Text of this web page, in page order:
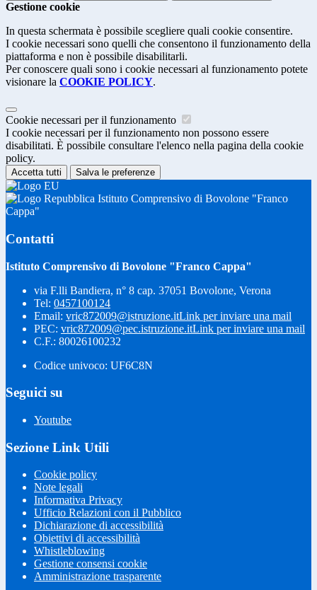
Gestione cookie
In questa schermata è possibile scegliere quali cookie consentire.
I cookie necessari sono quelli che consentono il funzionamento della
piattaforma e non è possibile disabilitarli.
Per conoscere quali sono i cookie necessari al funzionamento potete
visionare la COOKIE POLICY.
Cookie necessari per il funzionamento
I cookie necessari per il funzionamento non possono essere
disabilitati. È possibile consultare l'elenco nella pagina della cookie
policy.
Accetta tutti Salva le preferenze
Istituto Comprensivo di Bovolone "Franco
Cappa"
Contatti
Istituto Comprensivo di Bovolone "Franco Cappa"
via F.lli Bandiera, n° 8 cap. 37051 Bovolone, Verona
Tel: 0457100124
Email: vric872009@istruzione.itLink per inviare una mail
PEC: vric872009@pec.istruzione.itLink per inviare una mail
C.F.: 80026100232
Codice univoco: UF6C8N
Seguici su
Youtube
Sezione Link Utili
Cookie policy
Note legali
Informativa Privacy
Ufficio Relazioni con il Pubblico
Dichiarazione di accessibilità
Obiettivi di accessibilità
Whistleblowing
Gestione consensi cookie
Amministrazione trasparente